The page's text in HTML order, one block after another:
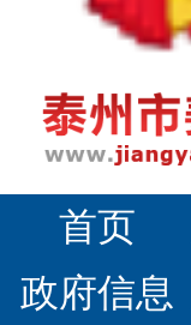
首页
政府信息